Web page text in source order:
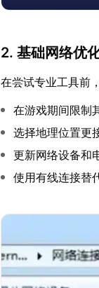
2. 基础网络优
在尝试专业工具前
在游戏期间限制
选择地理位置更
更新网络设备和
使用有线连接替